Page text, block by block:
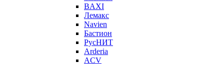
BAXI
Лемакс
Navien
Бастион
РусНИТ
Arderia
ACV